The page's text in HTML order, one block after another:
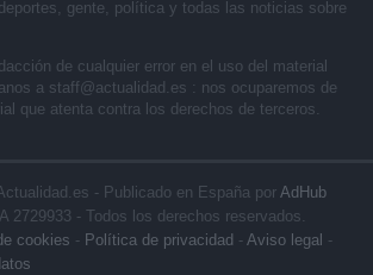
gente, política y todas las noticias sobre
de cualquier error en el uso del material
a staff@actualidad.es : nos ocuparemos de
que atenta contra los derechos de terceros.
- Publicado en España por AdHub
2729933 - Todos los derechos reservados.
cookies - Política de privacidad - Aviso legal -